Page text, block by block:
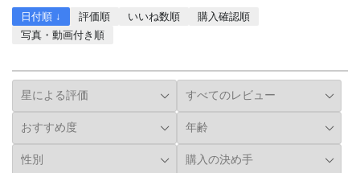
日付順 ↓ 評価順 いいね数順
購入確認順
写真・動画付き順